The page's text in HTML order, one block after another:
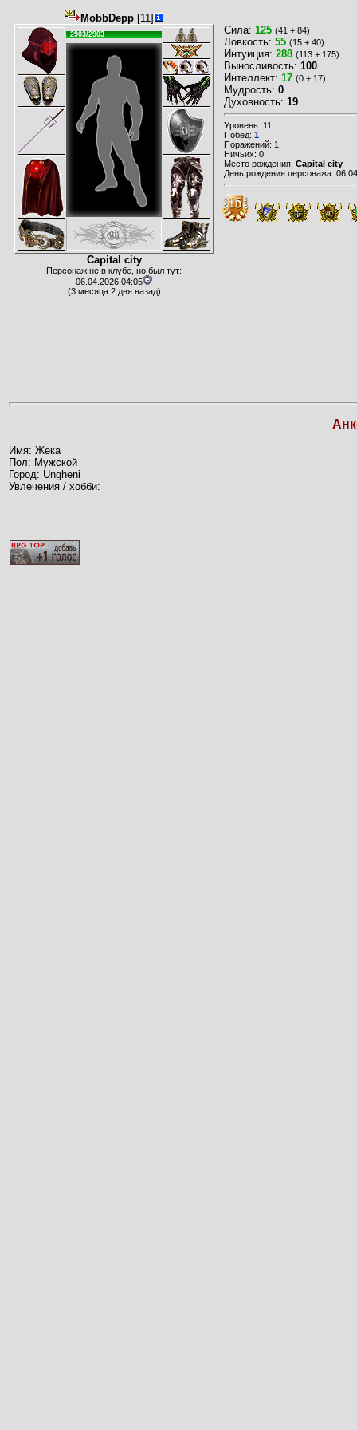
MobbDepp [11]
2903/2903
Capital city
Персонаж не в клубе, но был тут:
06.04.2026 04:05
(3 месяца 2 дня назад)
Сила: 125 (41 + 84)
Ловкость: 55 (15 + 40)
Интуиция: 288 (113 + 175)
Выносливость: 100
Интеллект: 17 (0 + 17)
Мудрость: 0
Духовность: 19
Уровень: 11
Побед: 1
Поражений: 1
Ничьих: 0
Место рождения: Capital city
День рождения персонажа:
Имя: Жека
Пол: Мужской
Город: Ungheni
Увлечения / хобби: